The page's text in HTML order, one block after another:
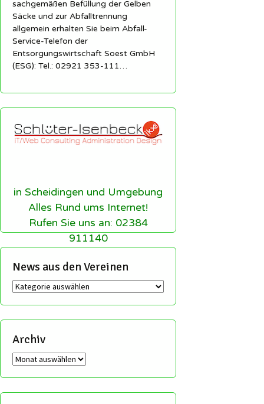
sachgemäßen Befüllung der Gelben
Säcke und zur Abfalltrennung
allgemein erhalten Sie beim Abfall-
Service-Telefon der
Entsorgungswirtschaft Soest GmbH
(ESG): Tel.: 02921 353-111…
in Scheidingen und Umgebung
Alles Rund ums Internet!
Rufen Sie uns an: 02384
911140
News aus den Vereinen
News
Vereinen
Archiv
Archiv